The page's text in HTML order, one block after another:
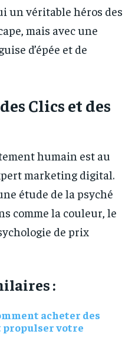
un véritable héros des
mais avec une
d’épée et de
Clics et des
humain est au
marketing digital.
étude de la psyché
comme la couleur, le
de prix
:
acheter des
propulser votre